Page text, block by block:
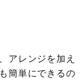
アレンジを加え
簡単にできるの